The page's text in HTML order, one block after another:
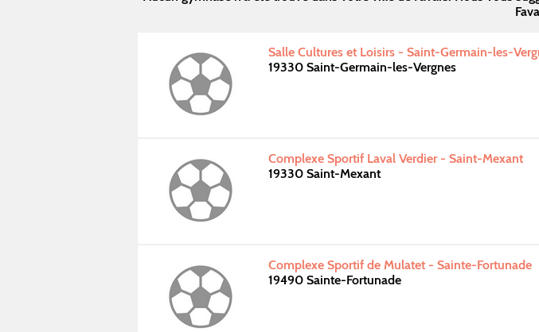
Salle Cultures et Loisirs - Saint-Germain-les-
19330 Saint-Germain-les-Vergnes
Complexe Sportif Laval Verdier - Saint-Mexant
19330 Saint-Mexant
Complexe Sportif de Mulatet - Sainte-Fortunade
19490 Sainte-Fortunade